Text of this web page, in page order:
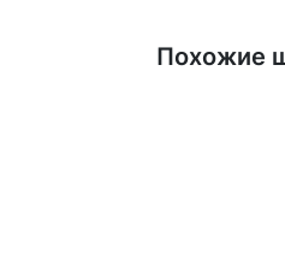
Похожие
Узнать